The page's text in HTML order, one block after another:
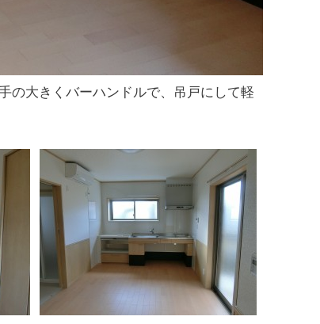
の大きくバーハンドルで、吊戸にして軽